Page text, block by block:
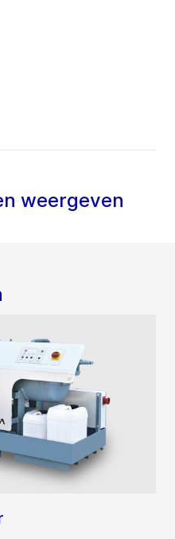
weergeven